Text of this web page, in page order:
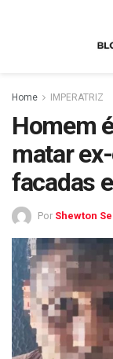
Home IMPERATRIZ
Homem
matar
facadas
Por Shewton